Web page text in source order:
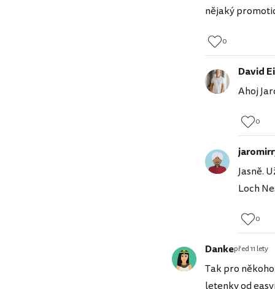
nějaký
0
David
Ahoj
0
Jasně.
Loch
0
Dankepřed 11 lety
Tak pro
letenky od